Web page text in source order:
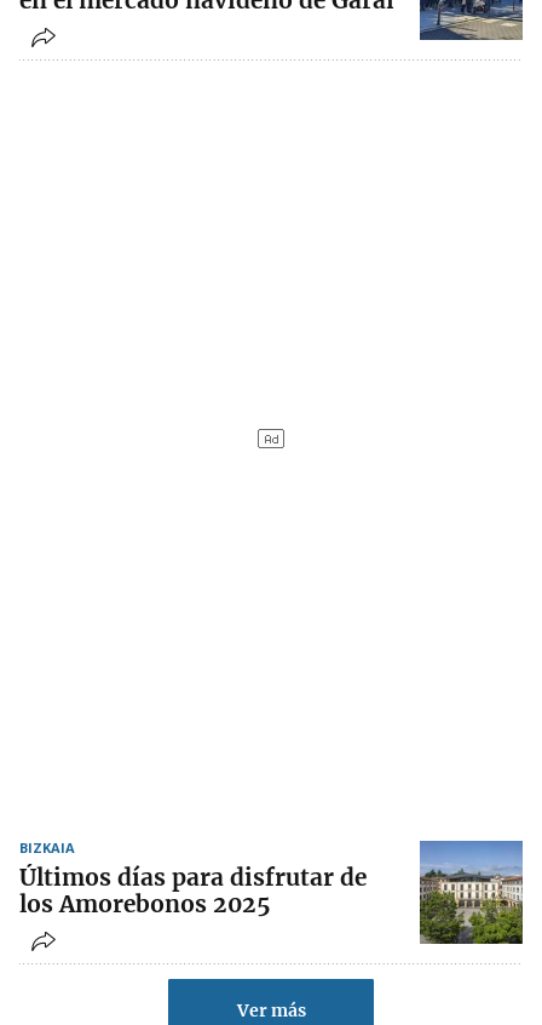
BIZKAIA
Últimos días para disfrutar de
los Amorebonos 2025
Ver más